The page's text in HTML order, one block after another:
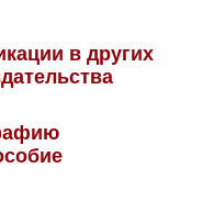
в других